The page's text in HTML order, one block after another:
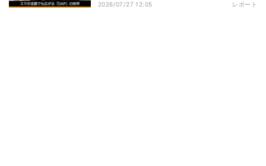
2026/07/27 12:05 レポート